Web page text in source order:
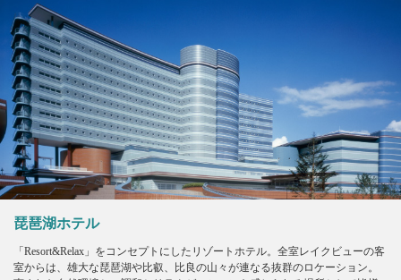
琵琶湖ホテル
「Resort&Relax」をコンセプトにしたリゾートホテル。全室レイクビューの客
室からは、雄大な琵琶湖や比叡、比良の山々が連なる抜群のロケーション。